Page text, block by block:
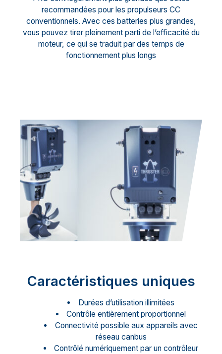
recommandées pour les propulseurs CC
conventionnels. Avec ces batteries plus grandes,
vous pouvez tirer pleinement parti de l’efficacité du
moteur, ce qui se traduit par des temps de
fonctionnement plus longs
Caractéristiques uniques
Durées d’utilisation illimitées
Contrôle entièrement proportionnel
Connectivité possible aux appareils avec
réseau canbus
Contrôlé numériquement par un contrôleur